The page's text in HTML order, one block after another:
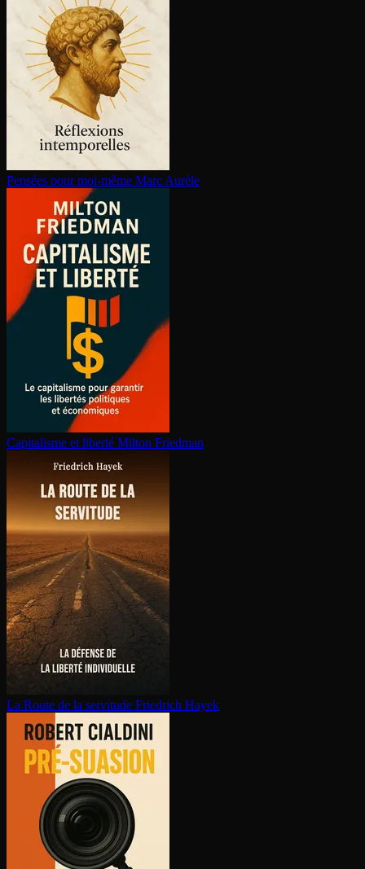
Pensées pour moi-même Marc Aurèle
Capitalisme et liberté Milton Friedman
La Route de la servitude Friedrich Hayek